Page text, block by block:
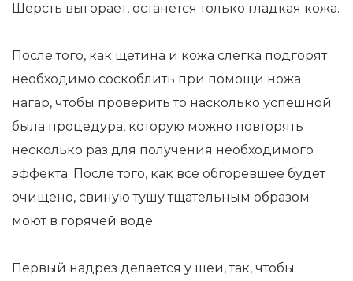
Шерсть выгорает, останется только гладкая кожа.
После того, как щетина и кожа слегка подгорят
необходимо соскоблить при помощи ножа
нагар, чтобы проверить то насколько успешной
была процедура, которую можно повторять
несколько раз для получения необходимого
эффекта. После того, как все обгоревшее будет
очищено, свиную тушу тщательным образом
моют в горячей воде.
Первый надрез делается у шеи, так, чтобы